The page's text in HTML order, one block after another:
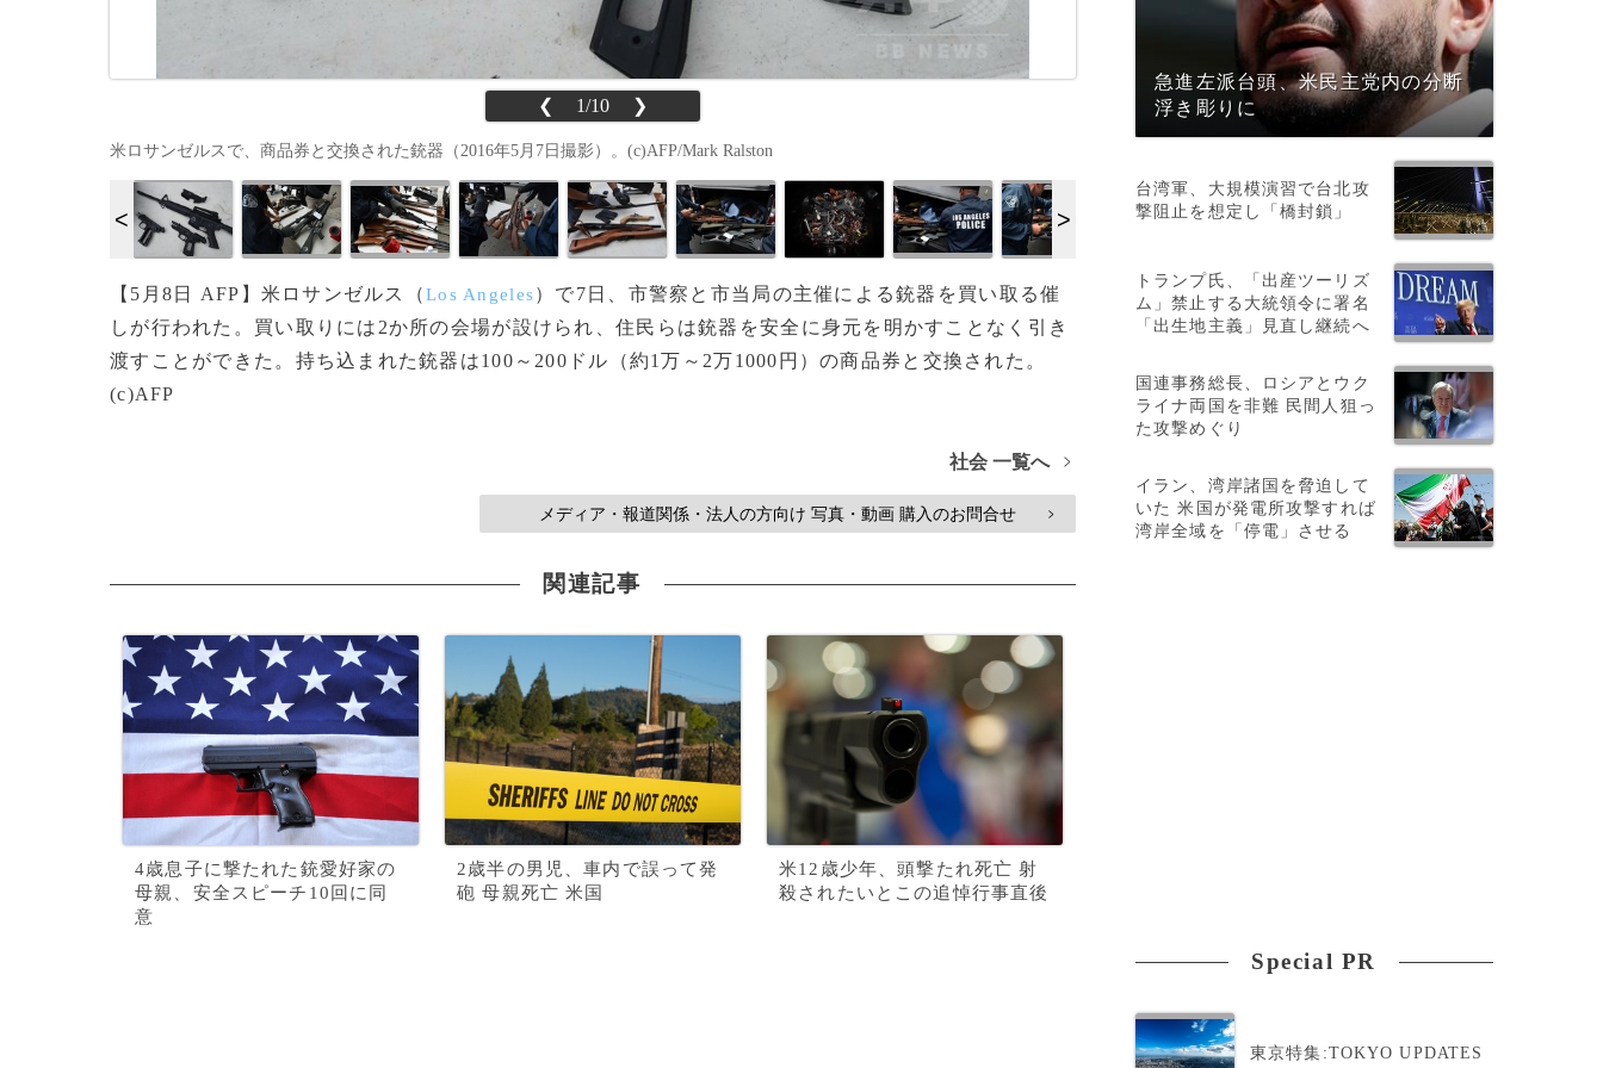
❮ 1/10 ❯
米ロサンゼルスで、商品券と交換された銃器（2016年5月7日撮影）。(c)AFP/Mark Ralston
【5月8日 AFP】米ロサンゼルス（Los Angeles）で7日、市警察と市当局の主催による銃器を買い取る催
しが行われた。買い取りには2か所の会場が設けられ、住民らは銃器を安全に身元を明かすことなく引き
渡すことができた。持ち込まれた銃器は100～200ドル（約1万～2万1000円）の商品券と交換された。
(c)AFP
社会 一覧へ >
メディア・報道関係・法人の方向け 写真・動画 購入のお問合せ >
関連記事
4歳息子に撃たれた銃愛好家の
母親、安全スピーチ10回に同
意
2歳半の男児、車内で誤って発
砲 母親死亡 米国
米12歳少年、頭撃たれ死亡 射
殺されたいとこの追悼行事直後
急進左派台頭、米民主党内の分断
浮き彫りに
台湾軍、大規模演習で台北攻
撃阻止を想定し「橋封鎖」
トランプ氏、「出産ツーリズ
ム」禁止する大統領令に署名
「出生地主義」見直し継続へ
国連事務総長、ロシアとウク
ライナ両国を非難 民間人狙っ
た攻撃めぐり
イラン、湾岸諸国を脅迫して
いた 米国が発電所攻撃すれば
湾岸全域を「停電」させる
Special PR
東京特集:TOKYO UPDATES